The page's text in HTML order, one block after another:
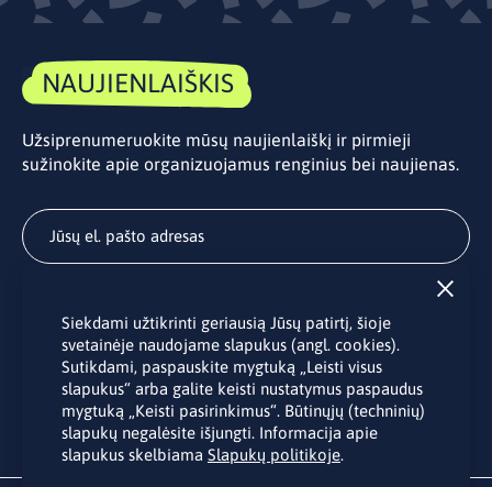
NAUJIENLAIŠKIS
Užsiprenumeruokite mūsų naujienlaiškį ir pirmieji
sužinokite apie organizuojamus renginius bei naujienas.
Užsakydami LINO biuro naujienlaiškį Jūs sutinkate su Jūsų
asmens duomenų tvarkymu pateiktu “Privatumo politikoje
Siekdami užtikrinti geriausią Jūsų patirtį, šioje
svetainėje naudojame slapukus (angl. cookies).
Sutikdami, paspauskite mygtuką „Leisti visus
slapukus“ arba galite keisti nustatymus paspaudus
mygtuką „Keisti pasirinkimus“. Būtinųjų (techninių)
slapukų negalėsite išjungti. Informacija apie
slapukus skelbiama Slapukų politikoje.